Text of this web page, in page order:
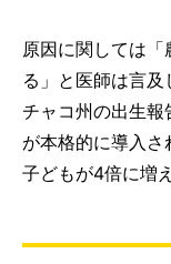
原因に関しては
る」と医師は言及
チャコ州の出生
が本格的に導入さ
子どもが4倍に増